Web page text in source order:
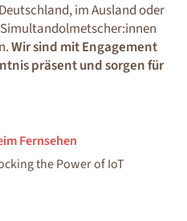
Fernsehen
the Power of IoT
im Ausland oder
Wir sind mit Engagement
präsent und sorgen für